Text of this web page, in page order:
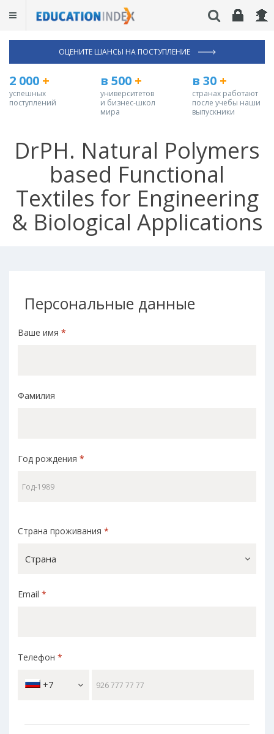
ОЦЕНИТЕ ШАНСЫ НА ПОСТУПЛЕНИЕ
2 000 +
успешных
поступлений
в 500 +
университетов
и бизнес-школ
мира
в 30+
странах работают
после учебы наши
выпускники
DrPH. Natural Polymers
based Functional
Textiles for Engineering
& Biological Applications
Персональные данные
Ваше имя *
Фамилия
Год рождения *
Страна проживания *
Страна
Email *
Телефон *
+7